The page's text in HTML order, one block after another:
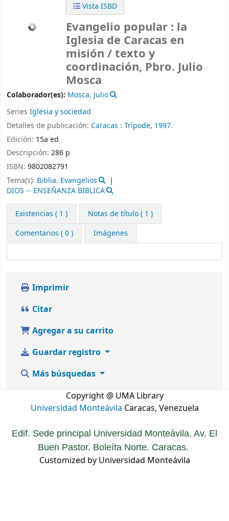
Vista ISBD
Evangelio popular : la
Iglesia de Caracas en
misión /texto y
coordinación, Pbro. Julio
Mosca
Colaborador(es): Mosca, Julio
Series Iglesia y sociedad
Detalles de publicación: Caracas : Trípode, 1997.
Edición: 15a ed
Descripción: 286 p
ISBN: 9802082791
Tema(s): Biblia. Evangelios
DIOS -- ENSEÑANZA BIBLICA
Existencias ( 1 )
Notas de título ( 1 )
Comentarios ( 0 )
Imágenes
Imprimir
Citar
Agregar a su carrito
Guardar registro
Más búsquedas
Copyright @ UMA Library
Universidad Monteávila Caracas, Venezuela
Edif. Sede principal Universidad Monteávila. Av. El
Buen Pastor. Boleíta Norte. Caracas.
Customized by Universidad Monteávila